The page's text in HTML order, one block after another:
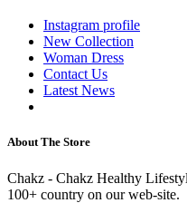
Instagram profile
New Collection
Woman Dress
Contact Us
Latest News
About The Store
Chakz - Chakz Healthy
100+ country on our web-site.